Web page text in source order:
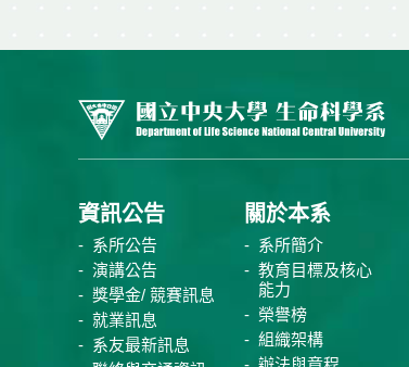
資訊公告
系所公告
演講公告
獎學金/ 競賽訊息
就業訊息
系友最新訊息
關於本系
系所簡介
教育目標及核心
能力
榮譽榜
組織架構